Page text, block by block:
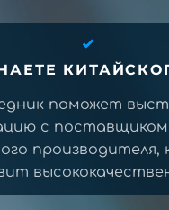
поможет
с
производителя,